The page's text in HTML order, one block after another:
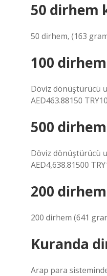
50 dirhem
50 dirhem, (163
100
Döviz dönüştürücü
AED463.88150
500
Döviz dönüştürücü
AED4,638.81500
200
200 dirhem (641
Kuranda
Arap para